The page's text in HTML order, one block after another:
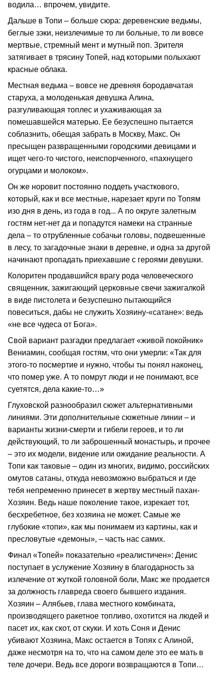
водила… впрочем, увидите.
Дальше в Топи – больше сюра: деревенские ведьмы,
беглые зэки, неизлечимые то ли больные, то ли вовсе
мертвые, стремный мент и мутный поп. Зрителя
затягивает в трясину Топей, над которыми полыхают
красные облака.
Местная ведьма – вовсе не древняя бородавчатая
старуха, а молоденькая девушка Алина,
разгуливающая топлес и ухаживающая за
помешавшейся матерью. Ее безуспешно пытается
соблазнить, обещая забрать в Москву, Макс. Он
пресыщен развращенными городскими девицами и
ищет чего-то чистого, неиспорченного, «пахнущего
огурцами и молоком».
Он же норовит постоянно поддеть участкового,
который, как и все местные, нарезает круги по Топям
изо дня в день, из года в год... А по округе залетным
гостям нет-нет да и попадутся намеки на странные
дела – то отрубленные собачьи головы, подвешенные
в лесу, то загадочные знаки в деревне, и одна за другой
начинают пропадать приехавшие с героями девушки.
Колоритен продавшийся врагу рода человеческого
священник, зажигающий церковные свечи зажигалкой
в виде пистолета и безуспешно пытающийся
повеситься, дабы не служить Хозяину-«сатане»: ведь
«не все чудеса от Бога».
Свой вариант разгадки предлагает «живой покойник»
Вениамин, сообщая гостям, что они умерли: «Так для
этого-то посмертие и нужно, чтобы ты понял наконец,
что помер уже. А то помрут люди и не понимают, все
суетятся, дела какие-то…»
Глуховской разнообразил сюжет альтернативными
линиями. Эти дополнительные сюжетные линии – и
варианты жизни-смерти и гибели героев, и то ли
действующий, то ли заброшенный монастырь, и прочее
– это их модели, видение или ожидание реальности. А
Топи как таковые – один из многих, видимо, российских
омутов сатаны, откуда невозможно выбраться и где
тебя непременно принесет в жертву местный пахан-
Хозяин. Ведь наше поколение такое, изрекает тот,
бесхребетное, без хозяина не может. Самые же
глубокие «топи», как мы понимаем из картины, как и
пресловутые «демоны», – часть нас самих.
Финал «Топей» показательно «реалистичен»: Денис
поступает в услужение Хозяину в благодарность за
излечение от жуткой головной боли, Макс же продается
за должность главреда своего бывшего издания.
Хозяин – Алябьев, глава местного комбината,
производящего ракетное топливо, охотится на людей и
пасет их, как скот, от скуки. И хоть Соня и Денис
убивают Хозяина, Макс остается в Топях с Алиной,
даже несмотря на то, что на самом деле это ее мать в
теле дочери. Ведь все дороги возвращаются в Топи…